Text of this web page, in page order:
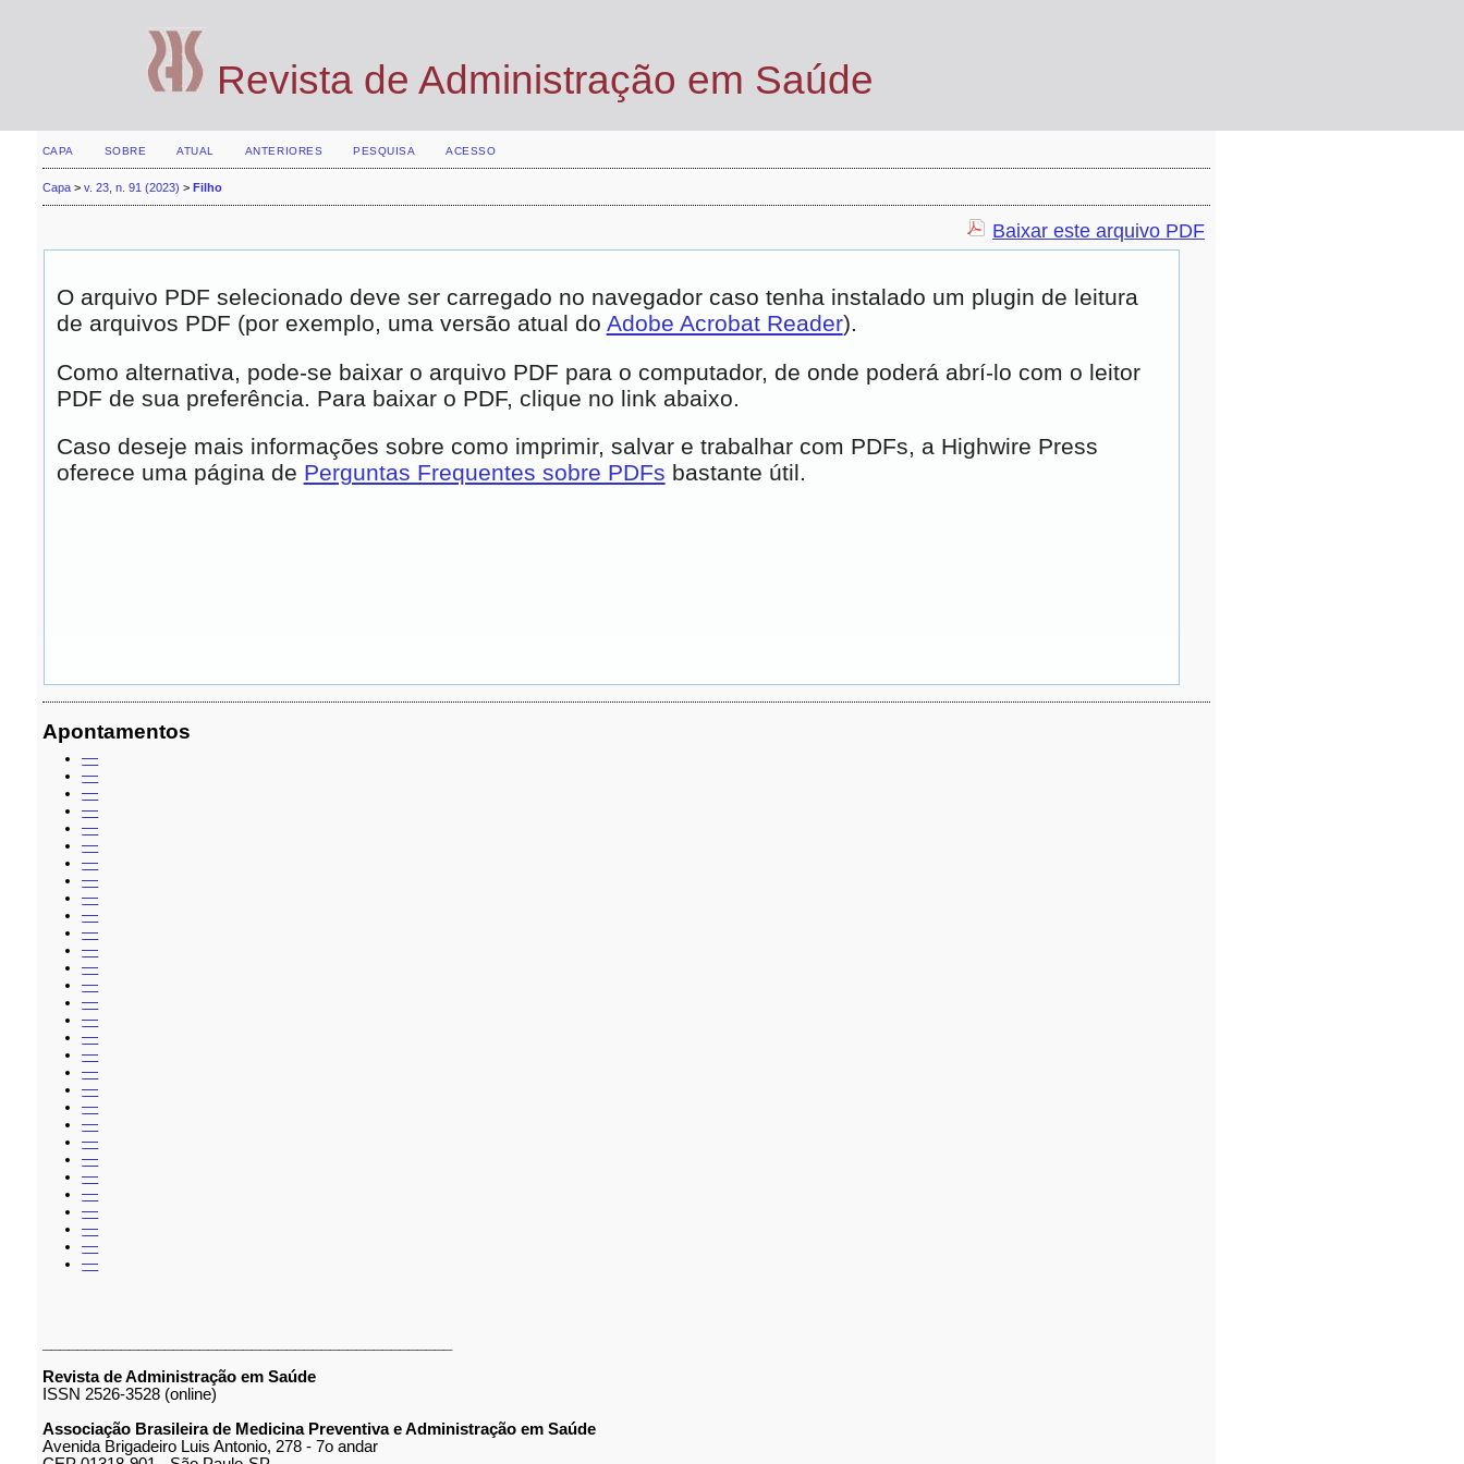
Revista de Administração em Saúde
CAPA SOBRE ATUAL ANTERIORES PESQUISA ACESSO
Capa> v. 23, n. 91 (2023) > Filho
Baixar este arquivo PDF
O arquivo PDF selecionado deve ser carregado no navegador caso tenha instalado um plugin de leitura
de arquivos PDF (por exemplo, uma versão atual do Adobe Acrobat Reader).
Como alternativa, pode-se baixar o arquivo PDF para o computador, de onde poderá abrí-lo com o leitor
PDF de sua preferência. Para baixar o PDF, clique no link abaixo.
Caso deseje mais informações sobre como imprimir, salvar e trabalhar com PDFs, a Highwire Press
oferece uma página de Perguntas Frequentes sobre PDFs bastante útil.
Apontamentos
—
—
—
—
—
—
—
—
—
—
—
—
—
—
—
—
—
—
—
—
—
—
—
—
—
—
—
—
—
—
Revista de Administração em Saúde
ISSN 2526-3528 (online)
Associação Brasileira de Medicina Preventiva e Administração em Saúde
Avenida Brigadeiro Luis Antonio, 278 - 7o andar